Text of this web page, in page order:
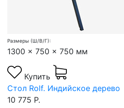
Размеры (Ш/В/Г):
1300 x 750 x 750 мм
Купить
Стол Rolf. Индийское дерево
10 775 Р.